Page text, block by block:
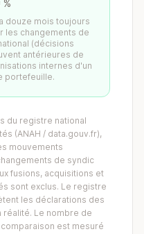
douze mois toujours
les changements de
(décisions
antérieures de
internes d'un
portefeuille.
du registre national
(ANAH / data.gouv.fr),
mouvements
de syndic
fusions, acquisitions et
sont exclus. Le registre
les déclarations des
Le nombre de
est mesuré